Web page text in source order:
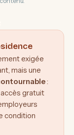
exigée
mais une
:
gratuit
condition